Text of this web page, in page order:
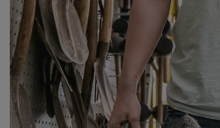
veilig worden bewaard en vervoerd.
Je werkt graag met je handen
Je leert het beste in de praktijk